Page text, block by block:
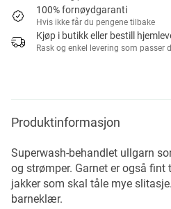
100% fornøydgaranti
Hvis ikke får du pengene tilbake
Kjøp i butikk eller bestill
Rask og enkel levering som passer
Produktinformasjon
Superwash-behandlet ullgarn
og strømper. Garnet er også fint
jakker som skal tåle mye
barneklær.